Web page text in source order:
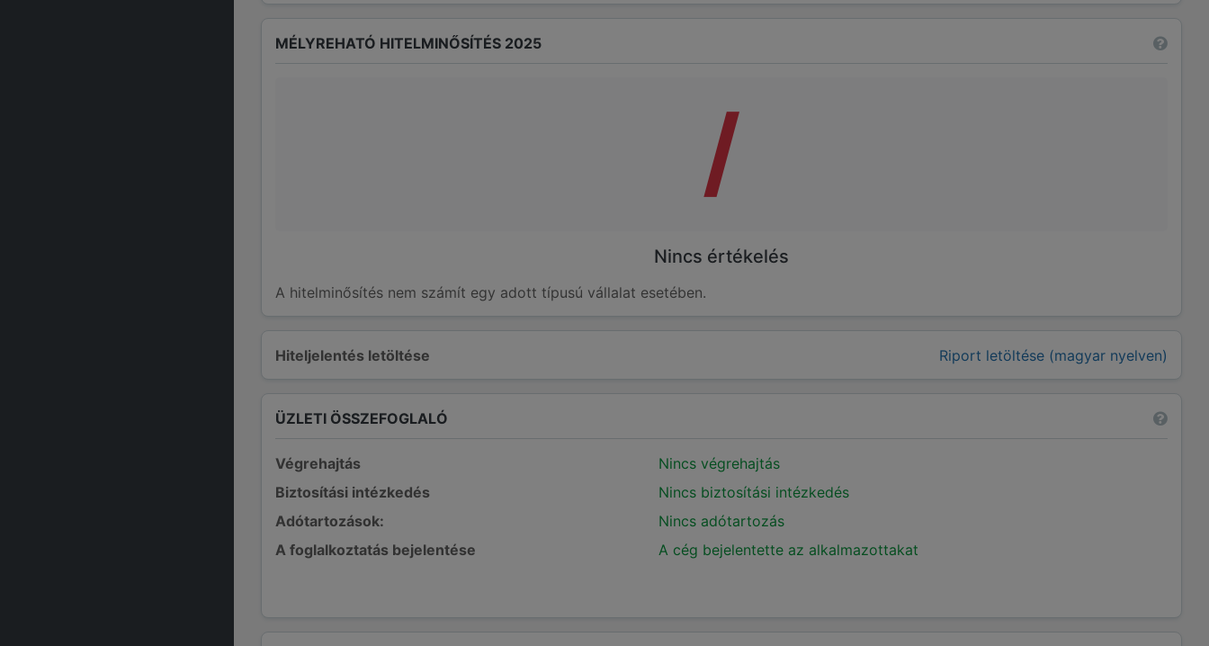
Hiteljelentés letöltése Riport letöltése (magyar nyelven)
MÉLYREHATÓ HITELMINŐSÍTÉS 2025
/
Nincs értékelés
A hitelminősítés nem számít egy adott típusú vállalat esetében.
ÜZLETI ÖSSZEFOGLALÓ
Végrehajtás
Nincs végrehajtás
Biztosítási intézkedés
Nincs biztosítási intézkedés
Adótartozások:
Nincs adótartozás
A foglalkoztatás bejelentése
A cég bejelentette az alkalmazottakat